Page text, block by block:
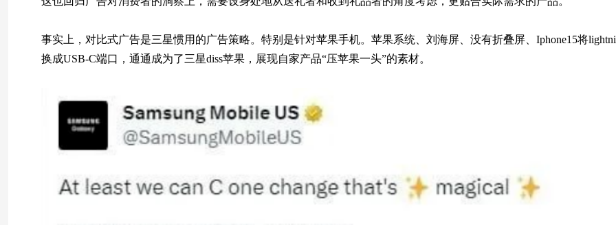
事实上，对比式广告是三星惯用的广告策略。特别是针对苹果手机。苹果系统、刘海屏、没有折叠屏、Iphone15将
换成USB-C端口，通通成为了三星diss苹果，展现自家产品“压苹果一头”的素材。